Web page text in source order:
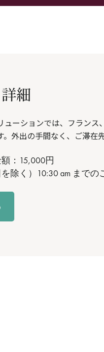
細
ューションでは、フラン
。外出の手間なく、ご滞在
：15,000円
除く）10:30 am までの